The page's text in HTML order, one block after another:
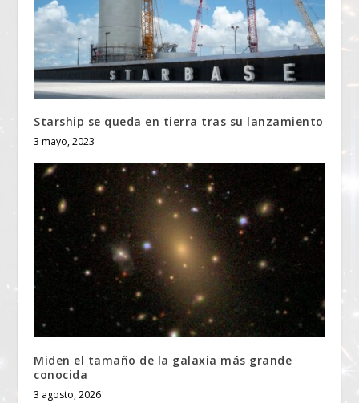
Starship se queda en tierra tras su lanzamiento
3 mayo, 2023
Miden el tamaño de la galaxia más grande
conocida
3 agosto, 2026